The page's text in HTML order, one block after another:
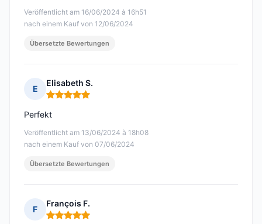
Veröffentlicht am 16/06/2024 à 16h51
nach einem Kauf von 12/06/2024
Übersetzte Bewertungen
E
Elisabeth S.
Hinweis: 5 von 5
Veröffentlicht am 13/06/2024 à 18h08
nach einem Kauf von 07/06/2024
Perfekt
Übersetzte Bewertungen
F
François F.
Hinweis: 5 von 5